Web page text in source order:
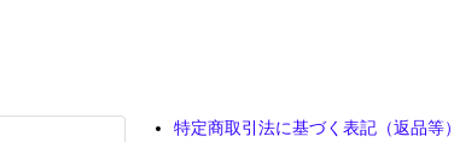
特定商取引法に基づく表記（返品等）